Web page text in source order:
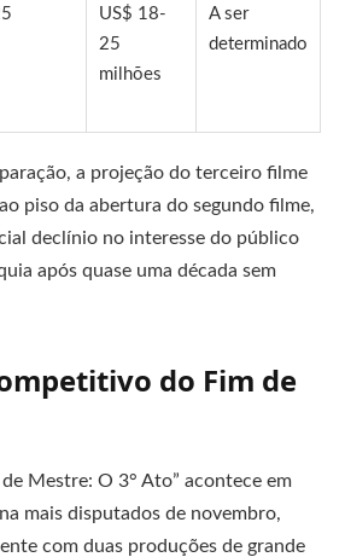
US$ 18-
25
milhões
A ser
determinado
a projeção do terceiro filme
piso da abertura do segundo filme,
declínio no interesse do público
após quase uma década sem
do Fim de
Mestre: O 3° Ato” acontece em
mais disputados de novembro,
com duas produções de grande